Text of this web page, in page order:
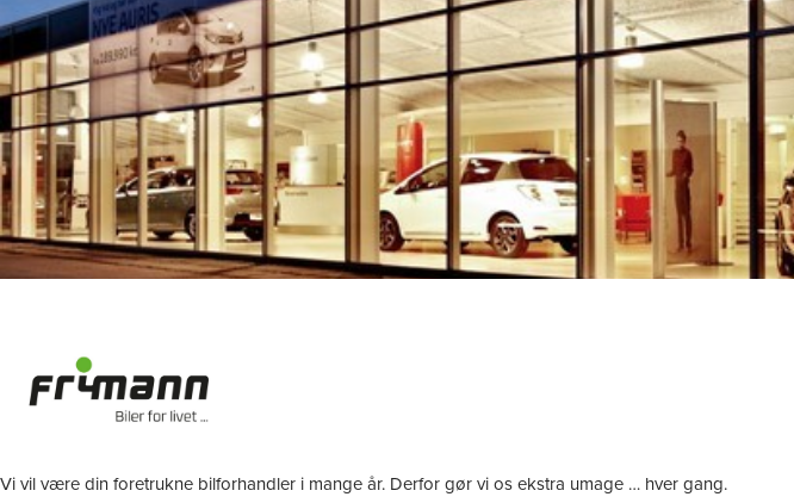
Vi vil være din foretrukne bilforhandler i mange år. Derfor gør vi os ekstra umage … hver gang.